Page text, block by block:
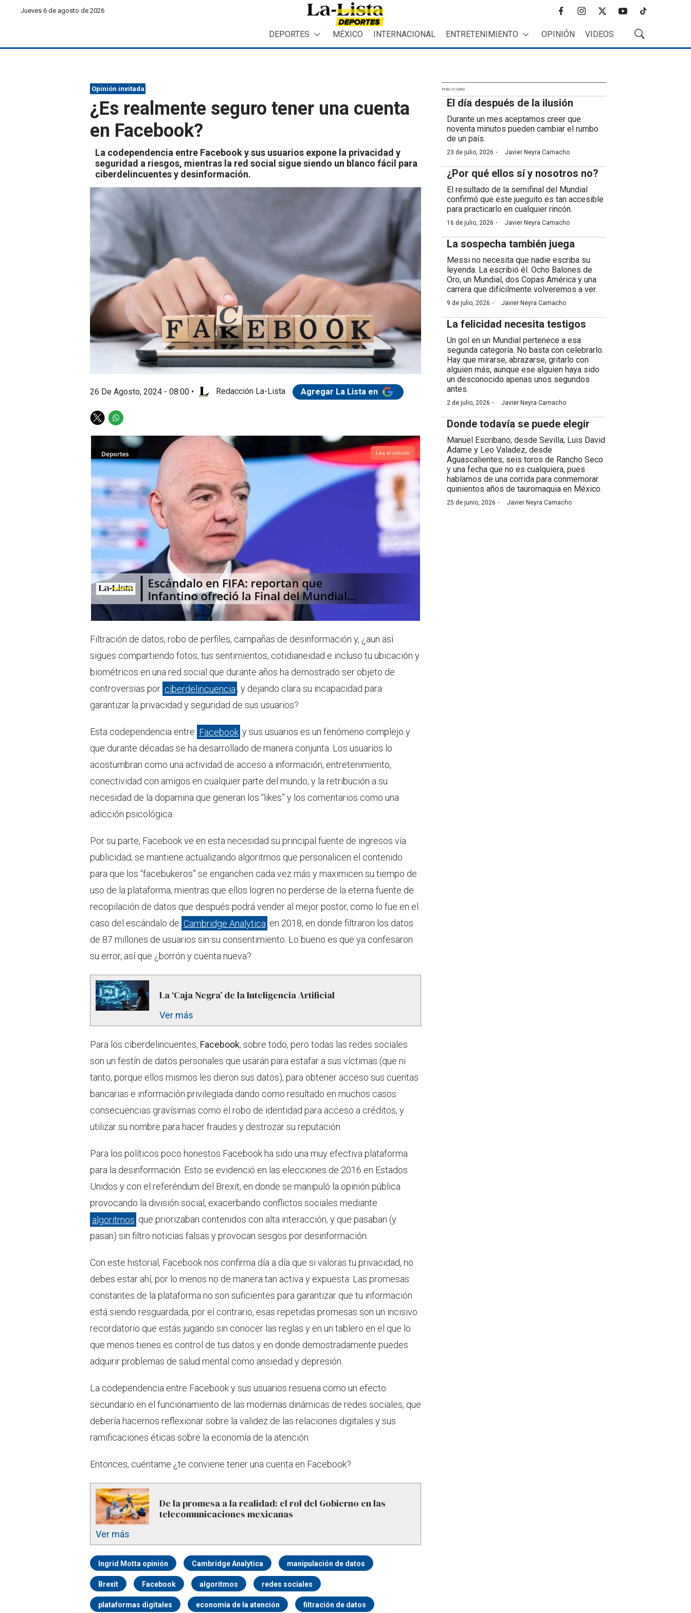
Jueves 6 de agosto de 2026
f
c
e
o
i
s
t
r
t
i
t
r
y
t
t
k
t
DEPORTES MÉXICO INTERNACIONAL ENTRETENIMIENTO OPINIÓN VIDEOS
M
o
Opinión invitada
¿Es realmente seguro tener una cuenta
en Facebook?
La codependencia entre Facebook y sus usuarios expone la privacidad y
seguridad a riesgos, mientras la red social sigue siendo un blanco fácil para
ciberdelincuentes y desinformación.
26 De Agosto, 2024 - 08:00 • Redacción La-Lista Agregar La Lista en
T
w
t
e
r
W
h
t
s
a
p
p
Lea el artículo
Filtración de datos, robo de perfiles, campañas de desinformación y, ¿aun así
sigues compartiendo fotos, tus sentimientos, cotidianeidad e incluso tu ubicación y
biométricos en una red social que durante años ha demostrado ser objeto de
controversias por ciberdelincuencia, y dejando clara su incapacidad para
garantizar la privacidad y seguridad de sus usuarios?
Esta codependencia entre Facebook y sus usuarios es un fenómeno complejo y
que durante décadas se ha desarrollado de manera conjunta. Los usuarios lo
acostumbran como una actividad de acceso a información, entretenimiento,
conectividad con amigos en cualquier parte del mundo, y la retribución a su
necesidad de la dopamina que generan los “likes” y los comentarios como una
adicción psicológica.
Por su parte, Facebook ve en esta necesidad su principal fuente de ingresos vía
publicidad; se mantiene actualizando algoritmos que personalicen el contenido
para que los “facebukeros” se enganchen cada vez más y maximicen su tiempo de
uso de la plataforma, mientras que ellos logren no perderse de la eterna fuente de
recopilación de datos que después podrá vender al mejor postor, como lo fue en el
caso del escándalo de Cambridge Analytica en 2018, en donde filtraron los datos
de 87 millones de usuarios sin su consentimiento. Lo bueno es que ya confesaron
su error, así que ¿borrón y cuenta nueva?
La ‘Caja Negra’ de la Inteligencia Artificial
Ver más
Para los ciberdelincuentes, Facebook, sobre todo, pero todas las redes sociales
son un festín de datos personales que usarán para estafar a sus víctimas (que ni
tanto, porque ellos mismos les dieron sus datos), para obtener acceso sus cuentas
bancarias e información privilegiada dando como resultado en muchos casos
consecuencias gravísimas como el robo de identidad para acceso a créditos, y
utilizar su nombre para hacer fraudes y destrozar su reputación.
Para los políticos poco honestos Facebook ha sido una muy efectiva plataforma
para la desinformación. Esto se evidenció en las elecciones de 2016 en Estados
Unidos y con el referéndum del Brexit, en donde se manipuló la opinión pública
provocando la división social, exacerbando conflictos sociales mediante
algoritmos que priorizaban contenidos con alta interacción, y que pasaban (y
pasan) sin filtro noticias falsas y provocan sesgos por desinformación.
Con este historial, Facebook nos confirma día a día que si valoras tu privacidad, no
debes estar ahí, por lo menos no de manera tan activa y expuesta. Las promesas
constantes de la plataforma no son suficientes para garantizar que tu información
está siendo resguardada, por el contrario, esas repetidas promesas son un incisivo
recordatorio que estás jugando sin conocer las reglas y en un tablero en el que lo
que menos tienes es control de tus datos y en donde demostradamente puedes
adquirir problemas de salud mental como ansiedad y depresión.
La codependencia entre Facebook y sus usuarios resuena como un efecto
secundario en el funcionamiento de las modernas dinámicas de redes sociales, que
debería hacernos reflexionar sobre la validez de las relaciones digitales y sus
ramificaciones éticas sobre la economía de la atención.
Entonces, cuéntame ¿te conviene tener una cuenta en Facebook?
De la promesa a la realidad: el rol del Gobierno en las
telecomunicaciones mexicanas
Ver más
Ingrid Motta opinión Cambridge Analytica manipulación de datos
Brexit Facebook algoritmos redes sociales
plataformas digitales economía de la atención filtración de datos
PUBLICIDAD
El día después de la ilusión
Durante un mes aceptamos creer que
noventa minutos pueden cambiar el rumbo
de un país.
23 de julio, 2026 · Javier Neyra Camacho
¿Por qué ellos sí y nosotros no?
El resultado de la semifinal del Mundial
confirmó que este jueguito es tan accesible
para practicarlo en cualquier rincón.
16 de julio, 2026 · Javier Neyra Camacho
La sospecha también juega
Messi no necesita que nadie escriba su
leyenda. La escribió él. Ocho Balones de
Oro, un Mundial, dos Copas América y una
carrera que difícilmente volveremos a ver.
9 de julio, 2026 · Javier Neyra Camacho
La felicidad necesita testigos
Un gol en un Mundial pertenece a esa
segunda categoría. No basta con celebrarlo.
Hay que mirarse, abrazarse, gritarlo con
alguien más, aunque ese alguien haya sido
un desconocido apenas unos segundos
antes.
2 de julio, 2026 · Javier Neyra Camacho
Donde todavía se puede elegir
Manuel Escribano, desde Sevilla; Luis David
Adame y Leo Valadez, desde
Aguascalientes; seis toros de Rancho Seco
y una fecha que no es cualquiera, pues
hablamos de una corrida para conmemorar
quinientos años de tauromaquia en México.
25 de junio, 2026 · Javier Neyra Camacho